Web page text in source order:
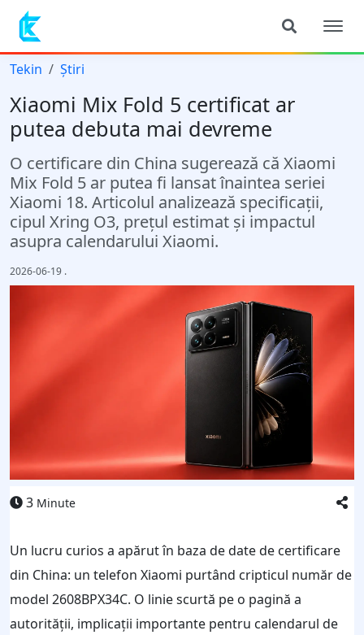
Tekin Știri
Xiaomi Mix Fold 5 certificat ar
putea debuta mai devreme
O certificare din China sugerează că Xiaomi
Mix Fold 5 ar putea fi lansat înaintea seriei
Xiaomi 18. Articolul analizează specificații,
cipul Xring O3, prețul estimat și impactul
asupra calendarului Xiaomi.
2026-06-19 .
3 Minute
Un lucru curios a apărut în baza de date de certificare
din China: un telefon Xiaomi purtând cripticul număr de
model 2608BPX34C. O linie scurtă pe o pagină a
autorității, implicații importante pentru calendarul de